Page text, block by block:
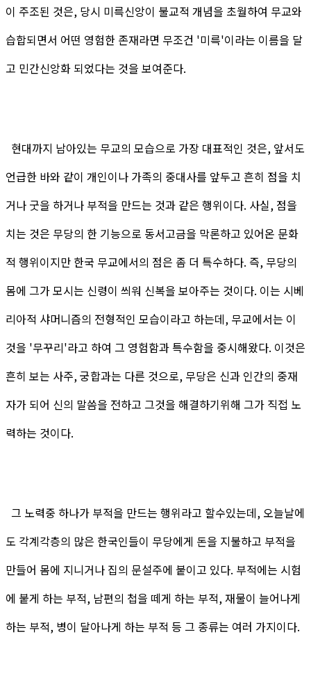
이 주조된 것은, 당시 미륵신앙이 불교적 개념을 초월하여 무교와
습합되면서 어떤 영험한 존재라면 무조건 '미륵'이라는 이름을 달
고 민간신앙화 되었다는 것을 보여준다.
현대까지 남아있는 무교의 모습으로 가장 대표적인 것은, 앞서도
언급한 바와 같이 개인이나 가족의 중대사를 앞두고 흔히 점을 치
거나 굿을 하거나 부적을 만드는 것과 같은 행위이다. 사실, 점을
치는 것은 무당의 한 기능으로 동서고금을 막론하고 있어온 문화
적 행위이지만 한국 무교에서의 점은 좀 더 특수하다. 즉, 무당의
몸에 그가 모시는 신령이 씌워 신복을 보아주는 것이다. 이는 시베
리아적 샤머니즘의 전형적인 모습이라고 하는데, 무교에서는 이
것을 '무꾸리'라고 하여 그 영험함과 특수함을 중시해왔다. 이것은
흔히 보는 사주, 궁합과는 다른 것으로, 무당은 신과 인간의 중재
자가 되어 신의 말씀을 전하고 그것을 해결하기위해 그가 직접 노
력하는 것이다.
그 노력중 하나가 부적을 만드는 행위라고 할수있는데, 오늘날에
도 각계각층의 많은 한국인들이 무당에게 돈을 지불하고 부적을
만들어 몸에 지니거나 집의 문설주에 붙이고 있다. 부적에는 시험
에 붙게 하는 부적, 남편의 첩을 떼게 하는 부적, 재물이 늘어나게
하는 부적, 병이 달아나게 하는 부적 등 그 종류는 여러 가지이다.